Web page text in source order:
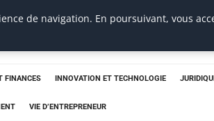
FINANCES INNOVATION ET TECHNOLOGIE
VIE D’ENTREPRENEUR
de navigation. En poursuivant, vous